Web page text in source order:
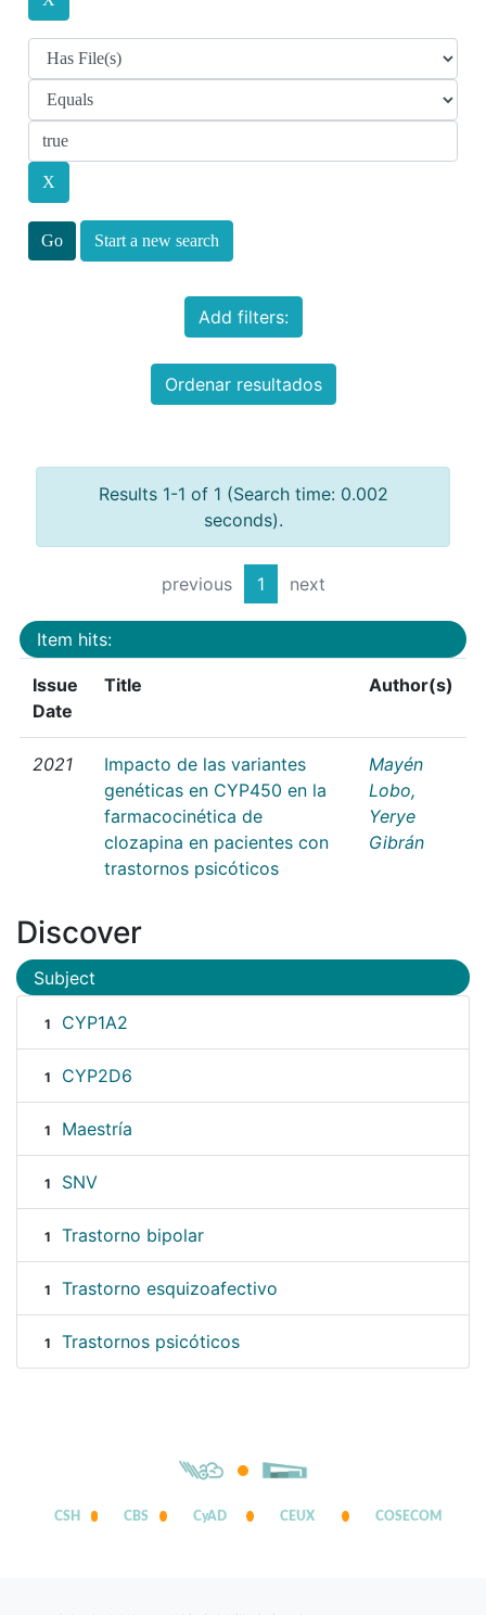
Start a new search
Add filters:
Ordenar resultados
Results 1-1 of 1 (Search time: 0.002
seconds).
previous 1 next
Item hits:
Issue
Date
Title Author(s)
2021
Impacto de las variantes
genéticas en CYP450 en la
farmacocinética de
clozapina en pacientes con
trastornos psicóticos
Mayén
Lobo,
Yerye
Gibrán
Discover
Subject
1 CYP1A2
1 CYP2D6
1 Maestría
1 SNV
1 Trastorno bipolar
1 Trastorno esquizoafectivo
1 Trastornos psicóticos
CSH CBS CyAD CEUX COSECOM